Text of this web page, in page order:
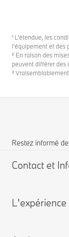
¹ L’étendue, les
l’équipement et des
² En raison des
peuvent différer des
³
Restez informé
Contact et
FAQ